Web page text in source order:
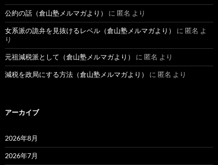
公約の話（倉山塾メルマガより） に 匿名 より
女系派の詭弁を見抜けるレベル（倉山塾メルマガより） に 匿名 よ
り
元祖減税派として（倉山塾メルマガより） に 匿名 より
減税を政局にする方法（倉山塾メルマガより） に 匿名 より
アーカイブ
2026年8月
2026年7月